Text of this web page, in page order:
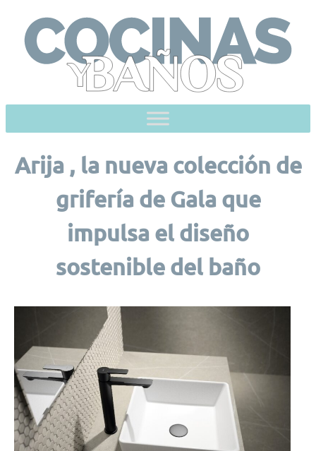
content
Arija , la nueva colección de
grifería de Gala que
impulsa el diseño
sostenible del baño